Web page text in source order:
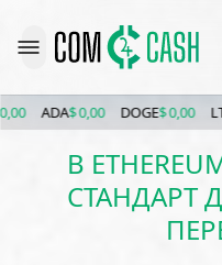
ADA$ 0,00 DOGE$ 0,00 LTC $
В
СТАНДАРТ